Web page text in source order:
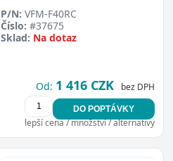
P/N: VFM-F40RC
Číslo: #37675
Sklad: Na dotaz
Od: 1 416 CZK bez DPH
DO POPTÁVKY
lepší cena / množství / alternativy